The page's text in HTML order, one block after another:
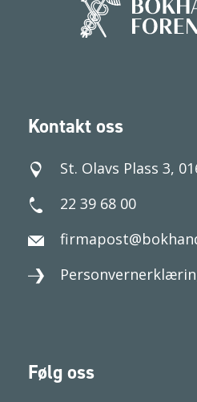
Kontakt oss
St. Olavs Plass 3,
22 39 68 00
Følg oss